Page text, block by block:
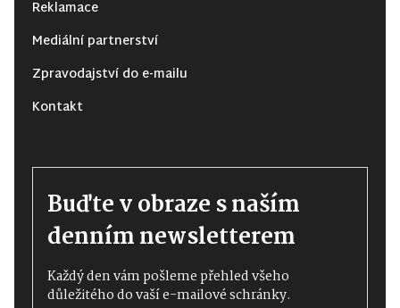
Reklamace
Mediální partnerství
Zpravodajství do e-mailu
Kontakt
Buďte v obraze s naším
denním newsletterem
Každý den vám pošleme přehled všeho
důležitého do vaší e-mailové schránky.